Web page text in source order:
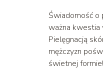
Świadomość o
ważna kwestia
Pielęgnacją
mężczyzn
świetnej